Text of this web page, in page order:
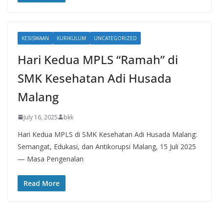
KESISWAAN KURIKULUM UNCATEGORIZED
Hari Kedua MPLS “Ramah” di
SMK Kesehatan Adi Husada
Malang
July 16, 2025 bkk
Hari Kedua MPLS di SMK Kesehatan Adi Husada Malang:
Semangat, Edukasi, dan Antikorupsi Malang, 15 Juli 2025
— Masa Pengenalan
Read More